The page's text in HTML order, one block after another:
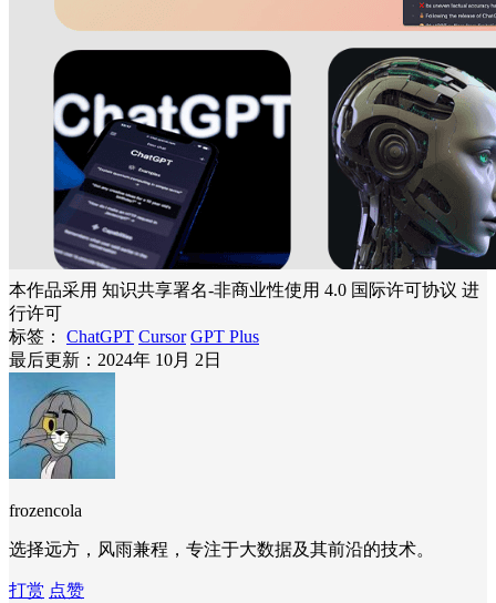
本作品采用 知识共享署名-非商业性使用 4.0 国际许可协议 进
行许可
标签：
ChatGPT Cursor GPT Plus
最后更新：2024年 10月 2日
frozencola
选择远方，风雨兼程，专注于大数据及其前沿的技术。
打赏 点赞